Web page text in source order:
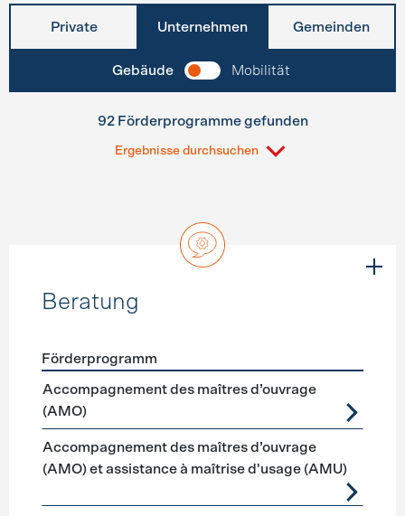
Private Unternehmen Gemeinden
Gebäude Mobilität
92 Förderprogramme gefunden
Ergebnisse durchsuchen
Beratung
Förderprogramme Beratung
Förderprogramm
Accompagnement des maîtres d’ouvrage
(AMO)
Accompagnement des maîtres d’ouvrage
(AMO) et assistance à maîtrise d'usage (AMU)